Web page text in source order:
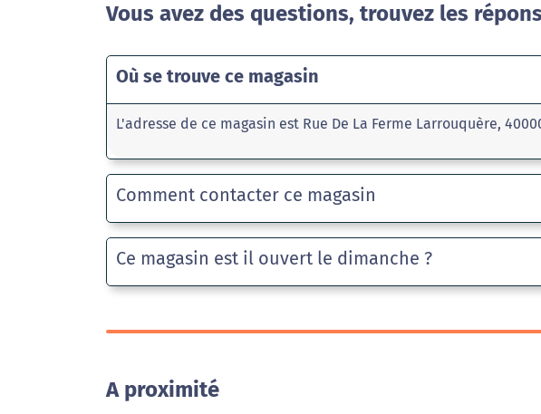
Vous avez des questions, trouvez les
Où se trouve ce magasin
L'adresse de ce magasin est Rue De La Ferme Larrouquère,
Comment contacter ce magasin
Ce magasin est il ouvert le dimanche ?
A proximité